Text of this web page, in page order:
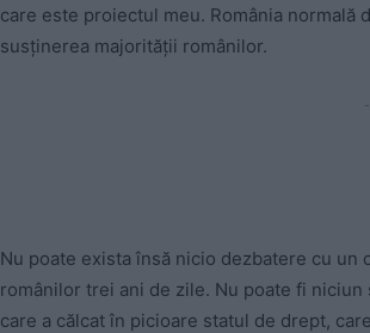
care este proiectul meu. România
susținerea majorității românilor.
Nu poate exista însă nicio dezbatere cu
românilor trei ani de zile. Nu poate fi
care a călcat în picioare statul de drept,